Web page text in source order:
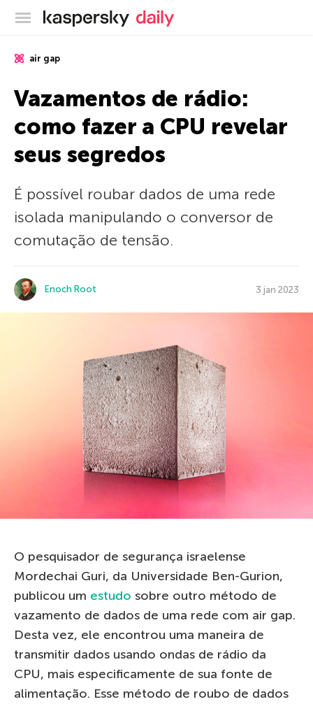
Blog oficial da Kaspersky
air gap
Vazamentos de rádio:
como fazer a CPU revelar
seus segredos
É possível roubar dados de uma rede
isolada manipulando o conversor de
comutação de tensão.
Enoch Root 3 jan 2023
O pesquisador de segurança israelense
Mordechai Guri, da Universidade Ben-Gurion,
publicou um estudo sobre outro método de
vazamento de dados de uma rede com air gap.
Desta vez, ele encontrou uma maneira de
transmitir dados usando ondas de rádio da
CPU, mais especificamente de sua fonte de
alimentação. Esse método de roubo de dados